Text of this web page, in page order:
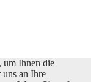
um Ihnen die
an Ihre